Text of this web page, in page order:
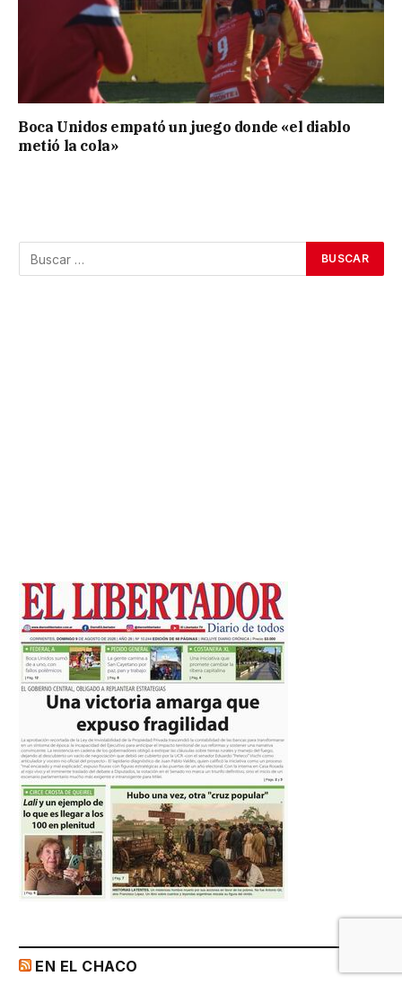
Boca Unidos empató un juego donde «el diablo
metió la cola»
EN EL CHACO